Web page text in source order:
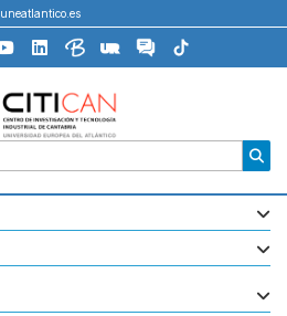
uneatlantico.es